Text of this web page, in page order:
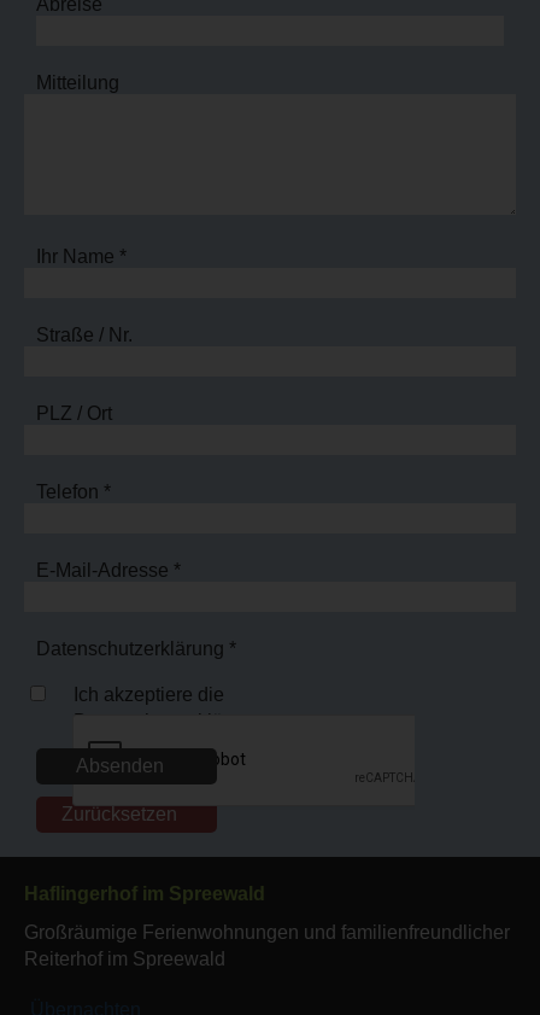
Abreise
Mitteilung
Ihr Name *
Straße / Nr.
PLZ / Ort
Telefon *
E-Mail-Adresse *
Datenschutzerklärung *
Ich akzeptiere die
Datenschutzerklärung
Haflingerhof im Spreewald
Großräumige Ferienwohnungen und familienfreundlicher
Reiterhof im Spreewald